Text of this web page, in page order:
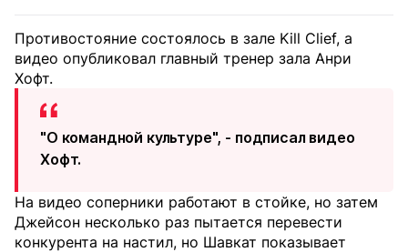
Противостояние состоялось в зале Kill Clief, а
видео опубликовал главный тренер зала Анри
Хофт.
"О командной культуре", - подписал видео
Хофт.
На видео соперники работают в стойке, но затем
Джейсон несколько раз пытается перевести
конкурента на настил, но Шавкат показывает